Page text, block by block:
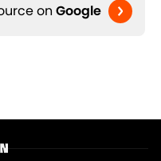
on Google